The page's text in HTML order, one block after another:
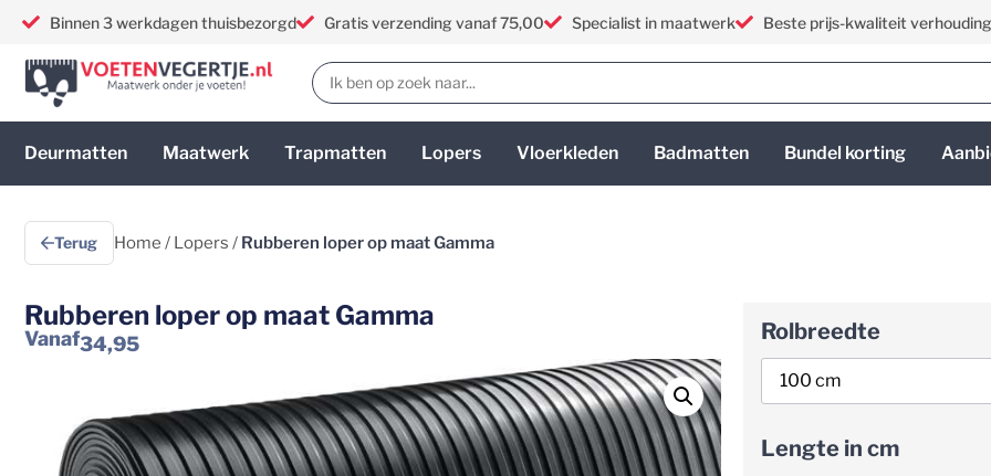
Binnen 3 werkdagen thuisbezorgd Gratis verzending vanaf 75,00 Specialist in maatwerk Beste prijs-kwaliteit verhouding
Deurmatten Maatwerk Trapmatten Lopers Vloerkleden Badmatten Bundel korting
Terug Home / Lopers / Rubberen loper op maat Gamma
Rubberen loper op maat Gamma
Vanaf34,95 Rolbreedte
Lengte in cm